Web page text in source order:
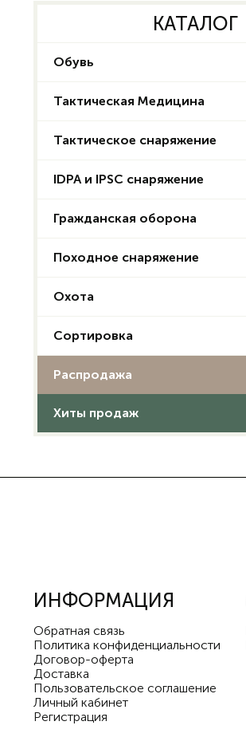
КАТАЛОГ
Обувь
Тактическая Медицина
Тактическое снаряжение
IDPA и IPSC снаряжение
Гражданская оборона
Походное снаряжение
Охота
Сортировка
Распродажа
Хиты продаж
ИНФОРМАЦИЯ
Обратная связь
Политика конфиденциальности
Договор-оферта
Доставка
Пользовательское соглашение
Личный кабинет
Регистрация